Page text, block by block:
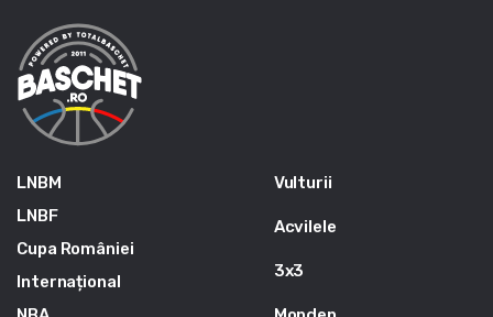
LNBM
LNBF
Cupa României
Internațional
Vulturii
Acvilele
3x3